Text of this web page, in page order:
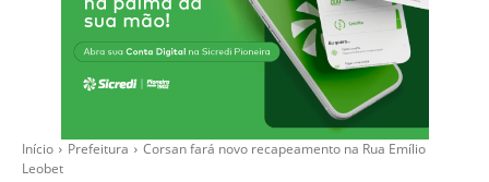
Início Prefeitura
Corsan fará novo recapeamento na Rua Emílio
Leobet